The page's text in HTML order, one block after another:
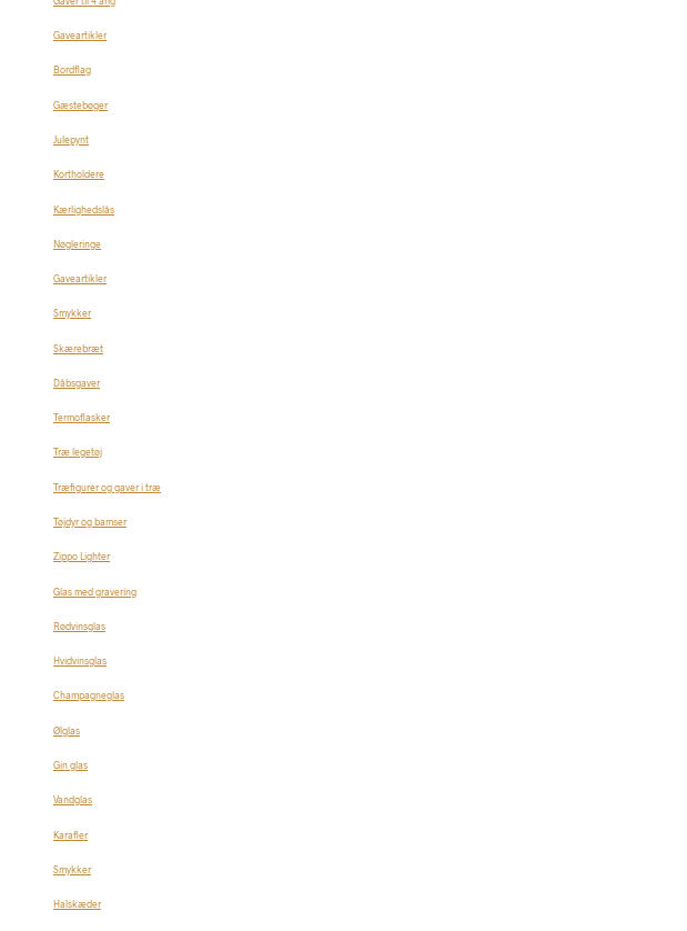
Gaveartikler
Bordflag
Gæstebøger
Julepynt
Kortholdere
Kærlighedslås
Nøgleringe
Gaveartikler
Smykker
Skærebræt
Dåbsgaver
Termoflasker
Træ legetøj
Træfigurer og gaver i træ
Tøjdyr og bamser
Zippo Lighter
Glas med gravering
Rødvinsglas
Hvidvinsglas
Champagneglas
Ølglas
Gin glas
Vandglas
Karafler
Smykker
Halskæder